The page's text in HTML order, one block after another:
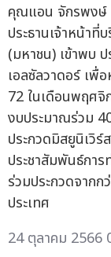
คุณแอน จักรพงษ์
ประธานเจ้าหน้าที่
(มหาชน) เข้าพบ ป
เอลซัลวาดอร์ เพื่
72 ในเดือนพฤศจิ
งบประมาณร่วม
ประกวดมิสยูนิเวิ
ประชาสัมพันธ์การ
ร่วมประกวดจากก
ประเทศ
24 ตุลาคม 2566